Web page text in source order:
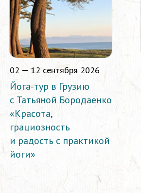
02 — 12 сентября 2026
Йога-тур в Грузию
с Татьяной Бородаенко
«Красота,
грациозность
и радость с практикой
йоги»